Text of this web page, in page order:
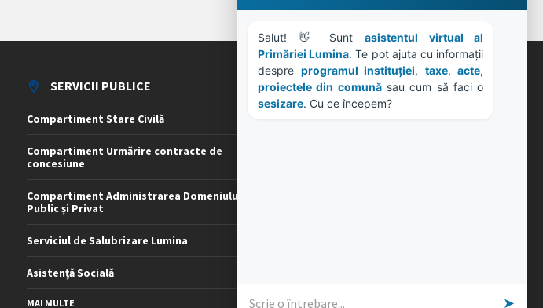
SERVICII PUBLICE
Compartiment Stare Civilă
Compartiment Urmărire contracte de
concesiune
Compartiment Administrarea Domeniului
Public și Privat
Serviciul de Salubrizare Lumina
Asistență Socială
MAI MULTE
ORE DE LUCRU
Salut! 👋 Sunt asistentul virtual al
Primăriei Lumina. Te pot ajuta cu informații
despre programul instituției, taxe, acte
proiectele din comună
sesizare. Cu ce începem?
➤